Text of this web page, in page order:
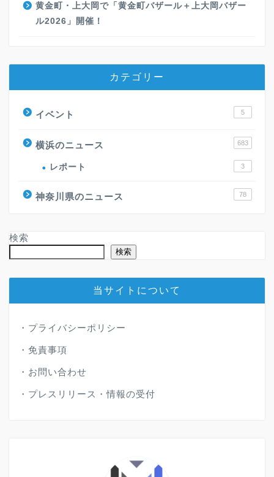
黄金町・上大岡で「黄金町バザール＋上大岡バザー
ル2026」開催！
カテゴリー
イベント 5
横浜のニュース 683
レポート 3
神奈川県のニュース 78
検索
検索
当サイトについて
・ プライバシーポリシー
・ 免責事項
・ お問い合わせ
・ プレスリリース・情報の受付